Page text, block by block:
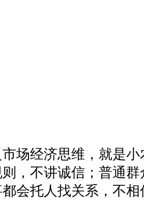
场经济思维，就是
，不讲诚信；普通
会托人找关系，不